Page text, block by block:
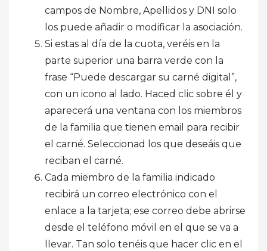
campos de Nombre, Apellidos y DNI solo
los puede añadir o modificar la asociación.
Si estas al día de la cuota, veréis en la
parte superior una barra verde con la
frase “Puede descargar su carné digital”,
con un icono al lado. Haced clic sobre él y
aparecerá una ventana con los miembros
de la familia que tienen email para recibir
el carné. Seleccionad los que deseáis que
reciban el carné.
Cada miembro de la familia indicado
recibirá un correo electrónico con el
enlace a la tarjeta; ese correo debe abrirse
desde el teléfono móvil en el que se va a
llevar. Tan solo tenéis que hacer clic en el